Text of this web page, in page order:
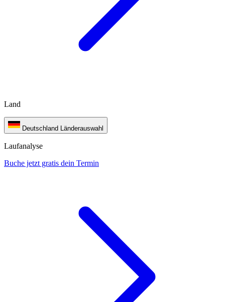
Land
Deutschland Länderauswahl
Laufanalyse
Buche jetzt gratis dein Termin